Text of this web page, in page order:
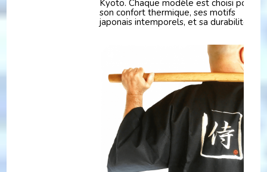
Kyoto. Chaque modèle est choisi pour
son confort thermique, ses motifs
japonais intemporels, et sa durabilité.